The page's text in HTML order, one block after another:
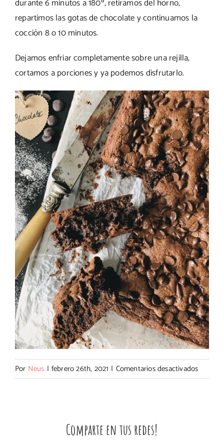
durante 6 minutos a 180º, retiramos del horno,
repartimos las gotas de chocolate y continuamos la
cocción 8 o 10 minutos.
Dejamos enfriar completamente sobre una rejilla,
cortamos a porciones y ya podemos disfrutarlo.
Por Neus | febrero 26th, 2021 | Comentarios desactivadosen
Brownie
Comparte en tus redes!